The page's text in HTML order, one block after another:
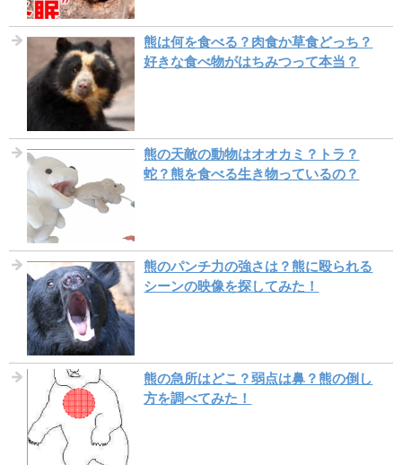
熊は何を食べる？肉食か草食どっち？
好きな食べ物がはちみつって本当？
熊の天敵の動物はオオカミ？トラ？
蛇？熊を食べる生き物っているの？
熊のパンチ力の強さは？熊に殴られる
シーンの映像を探してみた！
熊の急所はどこ？弱点は鼻？熊の倒し
方を調べてみた！